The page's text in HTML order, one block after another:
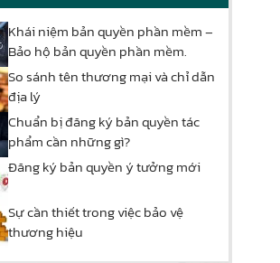
Khái niệm bản quyền phần mềm –
Bảo hộ bản quyền phần mềm.
So sánh tên thương mại và chỉ dẫn
địa lý
Chuẩn bị đăng ký bản quyền tác
phẩm cần những gì?
Đăng ký bản quyền ý tưởng mới
Sự cần thiết trong việc bảo vệ
thương hiệu